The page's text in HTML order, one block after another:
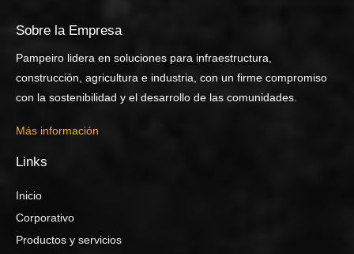
Sobre la Empresa
Pampeiro lidera en soluciones para infraestructura,
construcción, agricultura e industria, con un firme compromiso
con la sostenibilidad y el desarrollo de las comunidades.
Más información
Links
Inicio
Corporativo
Productos y servicios